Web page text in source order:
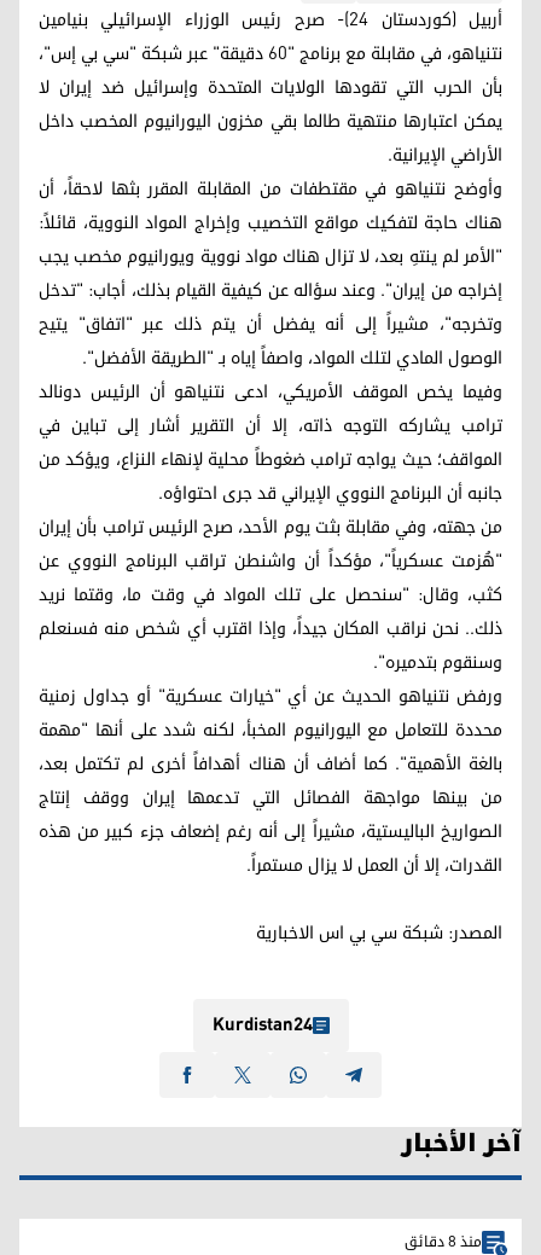
أربيل (كوردستان 24)- صرح رئيس الوزراء الإسرائيلي بنيامين
نتنياهو، في مقابلة مع برنامج "60 دقيقة" عبر شبكة "سي بي إس"،
بأن الحرب التي تقودها الولايات المتحدة وإسرائيل ضد إيران لا
يمكن اعتبارها منتهية طالما بقي مخزون اليورانيوم المخصب داخل
الأراضي الإيرانية.
وأوضح نتنياهو في مقتطفات من المقابلة المقرر بثها لاحقاً، أن
هناك حاجة لتفكيك مواقع التخصيب وإخراج المواد النووية، قائلاً:
"الأمر لم ينتهِ بعد، لا تزال هناك مواد نووية ويورانيوم مخصب يجب
إخراجه من إيران". وعند سؤاله عن كيفية القيام بذلك، أجاب: "تدخل
وتخرجه"، مشيراً إلى أنه يفضل أن يتم ذلك عبر "اتفاق" يتيح
الوصول المادي لتلك المواد، واصفاً إياه بـ "الطريقة الأفضل".
وفيما يخص الموقف الأمريكي، ادعى نتنياهو أن الرئيس دونالد
ترامب يشاركه التوجه ذاته، إلا أن التقرير أشار إلى تباين في
المواقف؛ حيث يواجه ترامب ضغوطاً محلية لإنهاء النزاع، ويؤكد من
جانبه أن البرنامج النووي الإيراني قد جرى احتواؤه.
من جهته، وفي مقابلة بثت يوم الأحد، صرح الرئيس ترامب بأن إيران
"هُزمت عسكرياً"، مؤكداً أن واشنطن تراقب البرنامج النووي عن
كثب، وقال: "سنحصل على تلك المواد في وقت ما، وقتما نريد
ذلك.. نحن نراقب المكان جيداً، وإذا اقترب أي شخص منه فسنعلم
وسنقوم بتدميره".
ورفض نتنياهو الحديث عن أي "خيارات عسكرية" أو جداول زمنية
محددة للتعامل مع اليورانيوم المخبأ، لكنه شدد على أنها "مهمة
بالغة الأهمية". كما أضاف أن هناك أهدافاً أخرى لم تكتمل بعد،
من بينها مواجهة الفصائل التي تدعمها إيران ووقف إنتاج
الصواريخ الباليستية، مشيراً إلى أنه رغم إضعاف جزء كبير من هذه
القدرات، إلا أن العمل لا يزال مستمراً.
المصدر: شبکة سي بي اس الاخباریة
Kurdistan24
آخر الأخبار
منذ 8 دقائق